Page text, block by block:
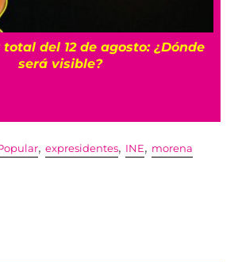
del 12 de agosto: ¿Dónde
será visible?
,expresidentes, INE, morena